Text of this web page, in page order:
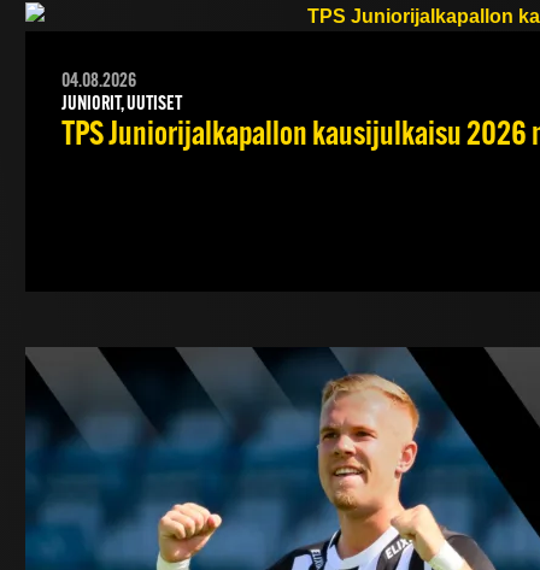
04.08.2026
JUNIORIT, UUTISET
TPS Juniorijalkapallon kausijulkaisu 2026